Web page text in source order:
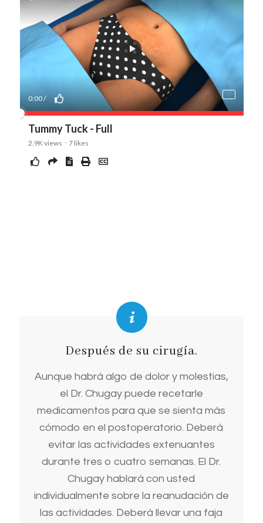
Después de su cirugía.
Aunque habrá algo de dolor y molestias,
el Dr. Chugay puede recetarle
medicamentos para que se sienta más
cómodo en el postoperatorio. Deberá
evitar las actividades extenuantes
durante tres o cuatro semanas. El Dr.
Chugay hablará con usted
individualmente sobre la reanudación de
las actividades. Deberá llevar una faja